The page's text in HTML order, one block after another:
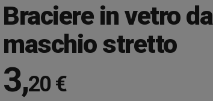
Braciere in vetro
maschio stretto
3,20 €